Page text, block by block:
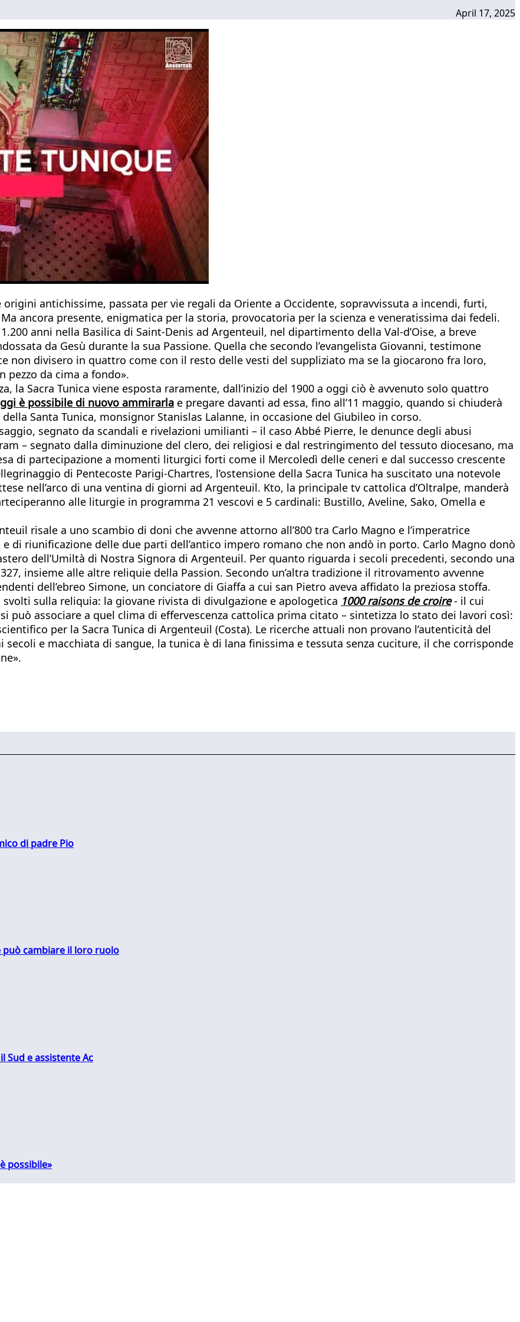
April 17, 2025
origini antichissime, passata per vie regali da Oriente a Occidente, sopravvissuta a incendi, furti,
ancora presente, enigmatica per la storia, provocatoria per la scienza e veneratissima dai fedeli.
anni nella Basilica di Saint-Denis ad Argenteuil, nel dipartimento della Val-d’Oise, a breve
da Gesù durante la sua Passione. Quella che secondo l’evangelista Giovanni, testimone
divisero in quattro come con il resto delle vesti del suppliziato ma se la giocarono fra loro,
pezzo da cima a fondo».
la Sacra Tunica viene esposta raramente, dall’inizio del 1900 a oggi ciò è avvenuto solo quattro
è possibile di nuovo ammirarla e pregare davanti ad essa, fino all’11 maggio, quando si chiuderà
Santa Tunica, monsignor Stanislas Lalanne, in occasione del Giubileo in corso.
segnato da scandali e rivelazioni umilianti – il caso Abbé Pierre, le denunce degli abusi
– segnato dalla diminuzione del clero, dei religiosi e dal restringimento del tessuto diocesano, ma
di partecipazione a momenti liturgici forti come il Mercoledì delle ceneri e dal successo crescente
di Pentecoste Parigi-Chartres, l’ostensione della Sacra Tunica ha suscitato una notevole
nell’arco di una ventina di giorni ad Argenteuil. Kto, la principale tv cattolica d’Oltralpe, manderà
alle liturgie in programma 21 vescovi e 5 cardinali: Bustillo, Aveline, Sako, Omella e
risale a uno scambio di doni che avvenne attorno all’800 tra Carlo Magno e l’imperatrice
di riunificazione delle due parti dell’antico impero romano che non andò in porto. Carlo Magno donò
dell’Umiltà di Nostra Signora di Argenteuil. Per quanto riguarda i secoli precedenti, secondo una
insieme alle altre reliquie della Passion. Secondo un’altra tradizione il ritrovamento avvenne
dell’ebreo Simone, un conciatore di Giaffa a cui san Pietro aveva affidato la preziosa stoffa.
sulla reliquia: la giovane rivista di divulgazione e apologetica 1000 raisons de croire- il cui
può associare a quel clima di effervescenza cattolica prima citato – sintetizza lo stato dei lavori così:
per la Sacra Tunica di Argenteuil (Costa). Le ricerche attuali non provano l’autenticità del
e macchiata di sangue, la tunica è di lana finissima e tessuta senza cuciture, il che corrisponde
di padre Pio
può cambiare il loro ruolo
Sud e assistente Ac
possibile»